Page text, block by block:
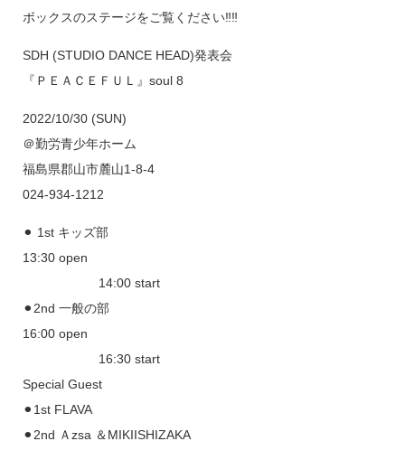
ボックスのステージをご覧ください‼️‼️
SDH (STUDIO DANCE HEAD)発表会
『ＰＥＡＣＥＦＵＬ』soul 8
2022/10/30 (SUN)
＠勤労青少年ホーム
福島県郡山市麓山1-8-4
024-934-1212
⚫︎ 1st キッズ部
13:30 open
14:00 start
⚫︎2nd 一般の部
16:00 open
16:30 start
Special Guest
⚫︎1st FLAVA
⚫︎2nd Ａzsa ＆MIKIISHIZAKA